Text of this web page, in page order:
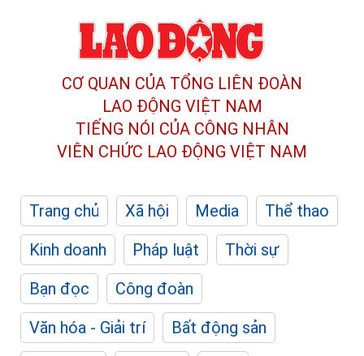
CƠ QUAN CỦA TỔNG LIÊN ĐOÀN
LAO ĐỘNG VIỆT NAM
TIẾNG NÓI CỦA CÔNG NHÂN
VIÊN CHỨC LAO ĐỘNG VIỆT NAM
Trang chủ Xã hội Media
Thể thao
Kinh doanh
Pháp luật
Thời sự
Bạn đọc
Công đoàn
Văn hóa - Giải trí
Bất động sản